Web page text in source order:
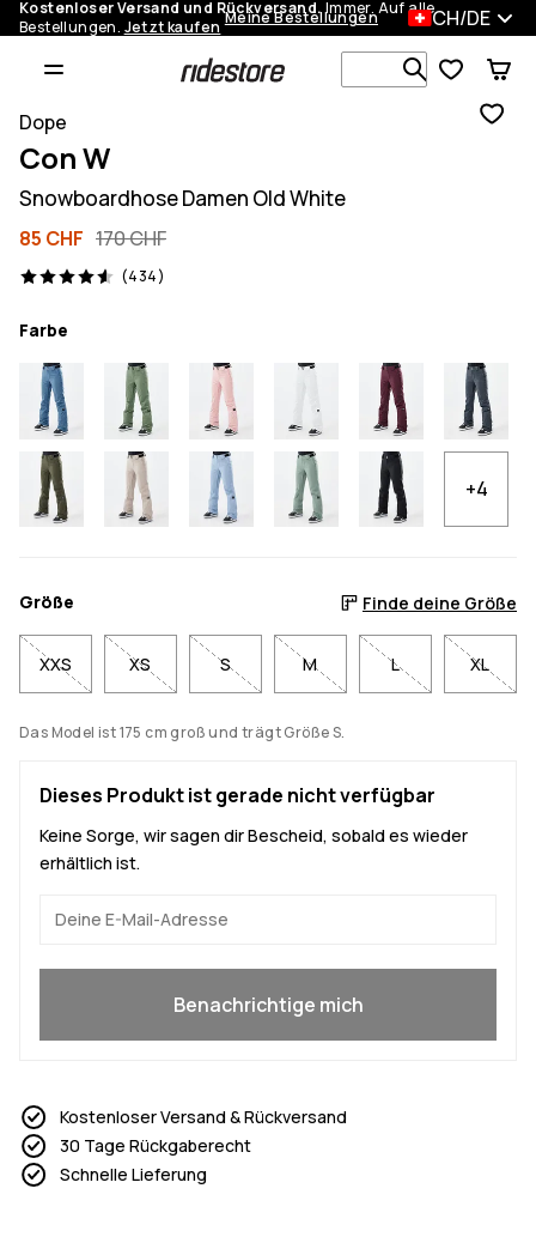
Kostenloser Versand und Rückversand.Immer. Auf alle
Bestellungen. Jetzt kaufen Meine Bestellungen CH/DE
Dope
Con W
Snowboardhose Damen Old White
85 CHF 170 CHF
(434)
434 Reviews, 4.6/5
Farbe
+4
Größe Finde deine Größe
XXS XS S M L XL
Das Model ist 175 cm groß und trägt Größe S.
Dieses Produkt ist gerade nicht verfügbar
Keine Sorge, wir sagen dir Bescheid, sobald es wieder
erhältlich ist.
Benachrichtige mich
Kostenloser Versand & Rückversand
30 Tage Rückgaberecht
Schnelle Lieferung